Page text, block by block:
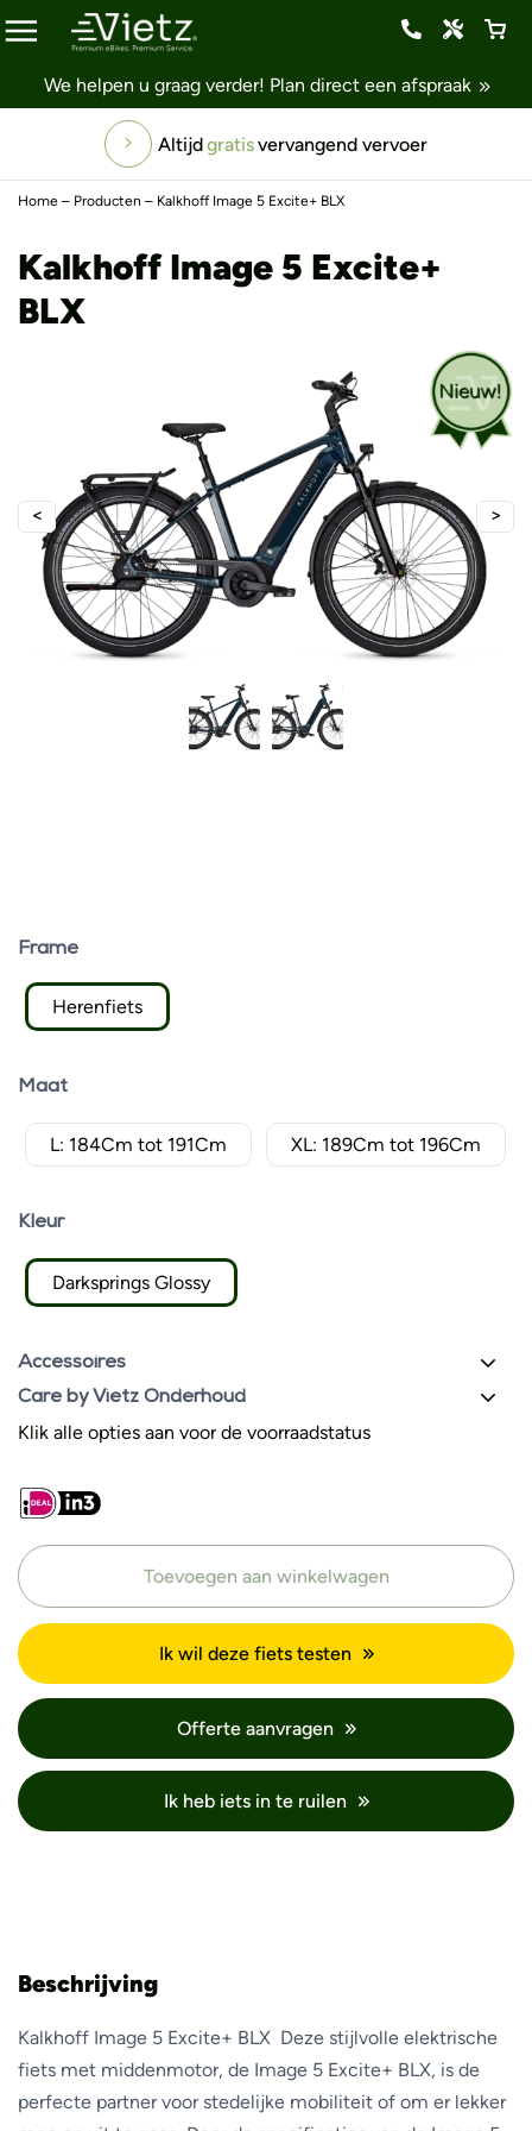
We helpen u graag verder! Plan direct een afspraak
Altijdgratisvervangend vervoer
Home – Producten – Kalkhoff Image 5 Excite+ BLX
Kalkhoff Image 5 Excite+
BLX
Frame
Herenfiets
Maat
L: 184Cm tot 191Cm XL: 189Cm tot 196Cm
Kleur
Darksprings Glossy
Accessoires
Care by Vietz Onderhoud
Klik alle opties aan voor de voorraadstatus
Toevoegen aan winkelwagen
Ik wil deze fiets testen
Offerte aanvragen
Ik heb iets in te ruilen
Beschrijving
Kalkhoff Image 5 Excite+ BLX Deze stijlvolle elektrische
fiets met middenmotor, de Image 5 Excite+ BLX, is de
perfecte partner voor stedelijke mobiliteit of om er lekker